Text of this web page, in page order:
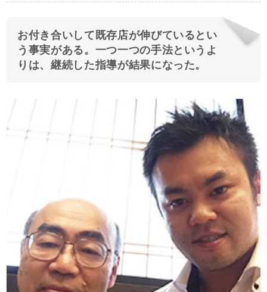
お付き合いして既存店が伸びているとい
う事実がある。一つ一つの手法というよ
りは、継続した指導が結果になった。